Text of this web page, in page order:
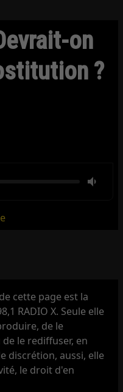
on
?
cette page est la
RADIO X. Seule elle
de le
le rediffuser, en
discrétion, aussi, elle
le droit d'en